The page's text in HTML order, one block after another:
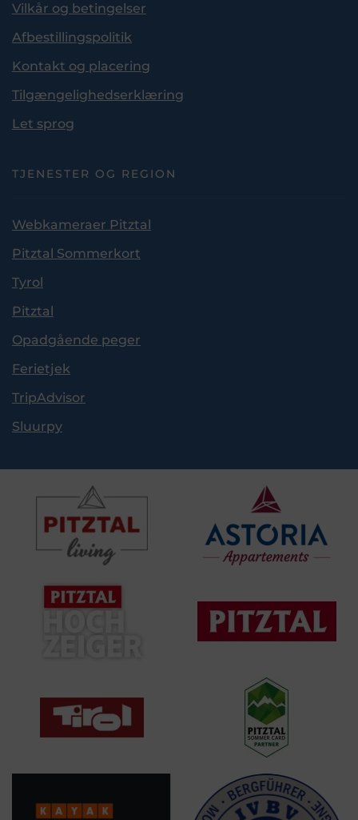
Vilkår og betingelser
Afbestillingspolitik
Kontakt og placering
Tilgængelighedserklæring
Let sprog
TJENESTER OG REGION
Webkameraer Pitztal
Pitztal Sommerkort
Tyrol
Pitztal
Opadgående peger
Ferietjek
TripAdvisor
Sluurpy